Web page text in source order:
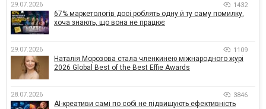
29.07.2026 1432
67% маркетологів досі роблять одну й ту саму помилку,
хоча знають, що вона не працює
29.07.2026 1109
Наталія Морозова стала членкинею міжнародного журі
2026 Global Best of the Best Effie Awards
28.07.2026 3846
AI-креативи самі по собі не підвищують ефективність